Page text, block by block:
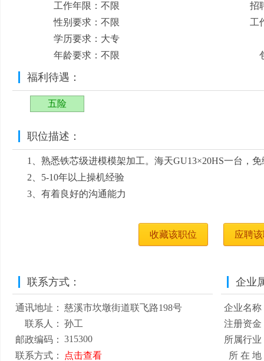
工作年限：不限
性别要求：不限
学历要求：大专
年龄要求：不限
招
工
福利待遇：
五险
职位描述：
1、熟悉铁芯级进模模架加工。海天GU13×20HS一台，
2、5-10年以上操机经验
3、有着良好的沟通能力
收藏该职位 应聘
联系方式：
通讯地址：
慈溪市坎墩街道联飞路198号
联系人：
孙工
邮政编码：
315300
联系方式：
点击查看
企业
企业名称
注册资金
所属行业
所 在 地